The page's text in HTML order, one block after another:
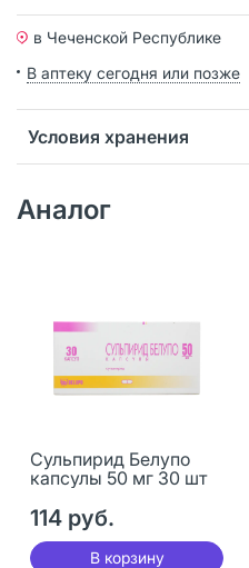
в Чеченской Республике
В аптеку сегодня или позже
Условия хранения
Аналог
Сульпирид Белупо
капсулы 50 мг 30 шт
114 руб.
В корзину